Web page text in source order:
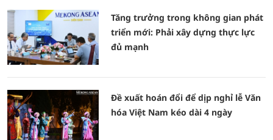
Tăng trưởng trong không gian phát
triển mới: Phải xây dựng thực lực
đủ mạnh
Đề xuất hoán đổi để dịp nghỉ lễ Văn
hóa Việt Nam kéo dài 4 ngày